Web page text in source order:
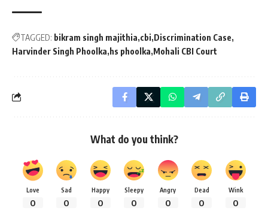
TAGGED: bikram singh majithia cbi Discrimination Case
Harvinder Singh Phoolka hs phoolka Mohali CBI Court
What do you think?
Love
0
Sad
0
Happy
0
Sleepy
0
Angry
0
Dead
0
Wink
0